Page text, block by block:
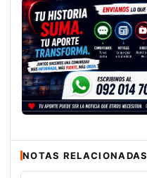
NOTAS RELACIONADAS